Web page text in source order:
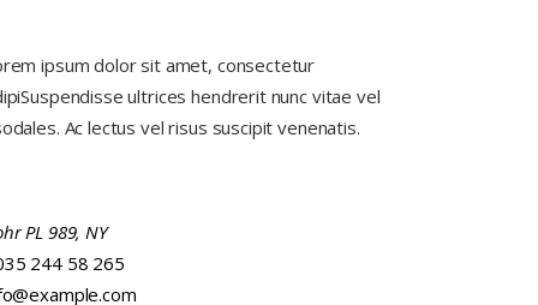
ipsum dolor sit amet, consectetur
ultrices hendrerit nunc vitae vel
Ac lectus vel risus suscipit venenatis.
PL 989, NY
244 58 265